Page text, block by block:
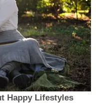
Happy Lifestyles